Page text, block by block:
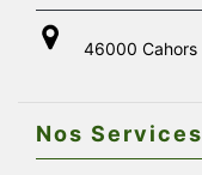
46000 Cahors
Nos Services